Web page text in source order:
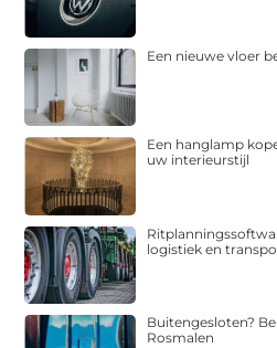
Een nieuwe vloer
Een hanglamp
uw interieurstijl
logistiek en
Buitengesloten?
Rosmalen